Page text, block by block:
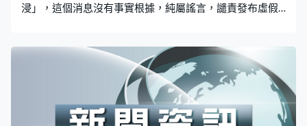
浸」，這個消息沒有事實根據，純屬謠言，譴責發布虛假
動及安排，保障市民安全。